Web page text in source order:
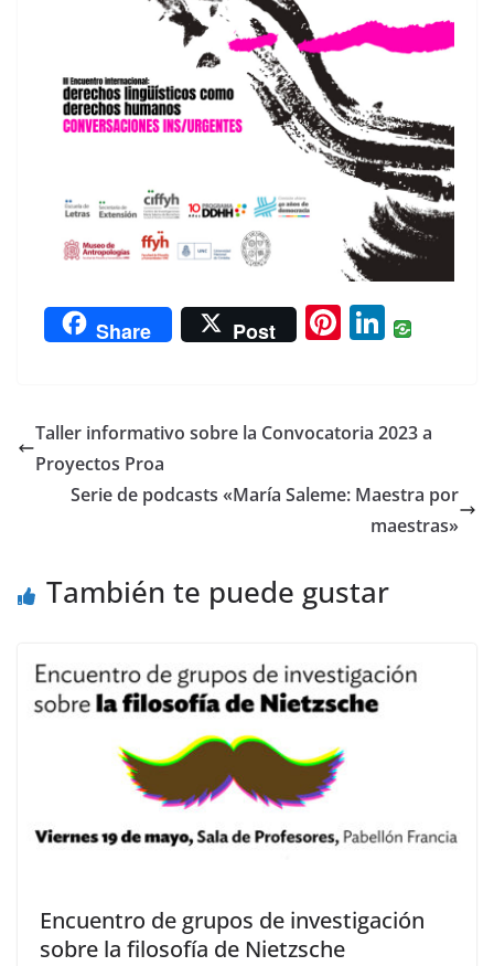
Share Post Pi
e
Li
e
n
Taller informativo sobre la Convocatoria 2023 a
Proyectos Proa
Serie de podcasts «María Saleme: Maestra por
maestras»
También te puede gustar
Encuentro de grupos de investigación
sobre la filosofía de Nietzsche